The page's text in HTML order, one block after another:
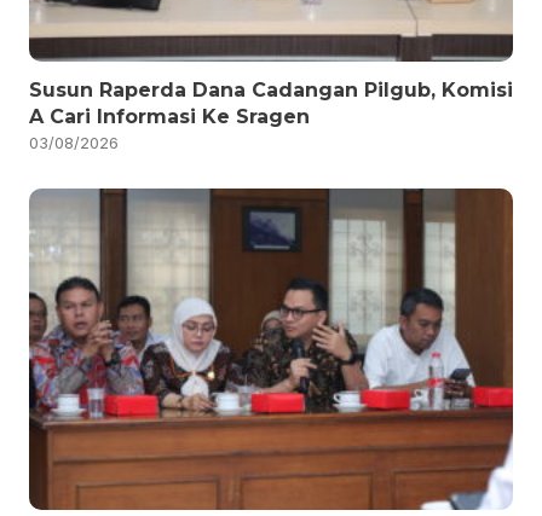
Susun Raperda Dana Cadangan Pilgub, Komisi
A Cari Informasi Ke Sragen
03/08/2026